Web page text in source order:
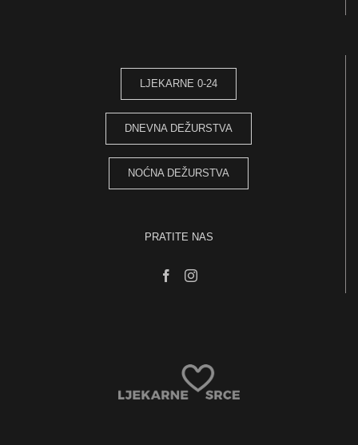
LJEKARNE 0-24
DNEVNA DEŽURSTVA
NOĆNA DEŽURSTVA
PRATITE NAS